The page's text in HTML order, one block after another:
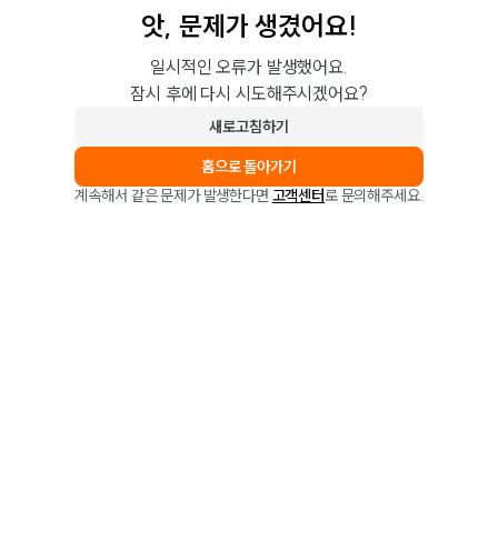
앗, 문제가 생겼어요!
일시적인 오류가 발생했어요.
잠시 후에 다시 시도해주시겠어요?
새로고침하기
홈으로 돌아가기
계속해서 같은 문제가 발생한다면 고객센터로 문의해주세요.